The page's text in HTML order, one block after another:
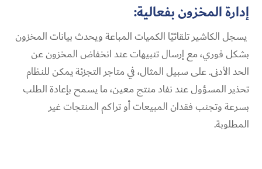
إدارة المخزون بفعالية:
يسجل الكاشير تلقائيًا الكميات المباعة ويحدث بيانات المخزون
بشكل فوري، مع إرسال تنبيهات عند انخفاض المخزون عن
الحد الأدنى. على سبيل المثال، في متاجر التجزئة يمكن للنظام
تحذير المسؤول عند نفاد منتج معين، ما يسمح بإعادة الطلب
بسرعة وتجنب فقدان المبيعات أو تراكم المنتجات غير
المطلوبة.